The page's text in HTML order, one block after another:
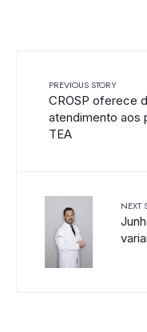
PREVIOUS STORY
CROSP oferece
atendimento aos
TEA
NEXT